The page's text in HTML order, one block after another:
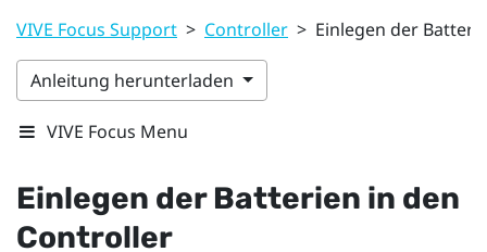
VIVE Focus Support > Controller > Einlegen der
Anleitung herunterladen
VIVE Focus Menu
Einlegen der Batterien in den
Controller